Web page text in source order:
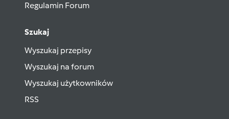
Regulamin Forum
Szukaj
Wyszukaj przepisy
Wyszukaj na forum
Wyszukaj użytkowników
RSS